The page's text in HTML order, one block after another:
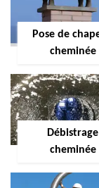
Pose de
cheminée
cheminée